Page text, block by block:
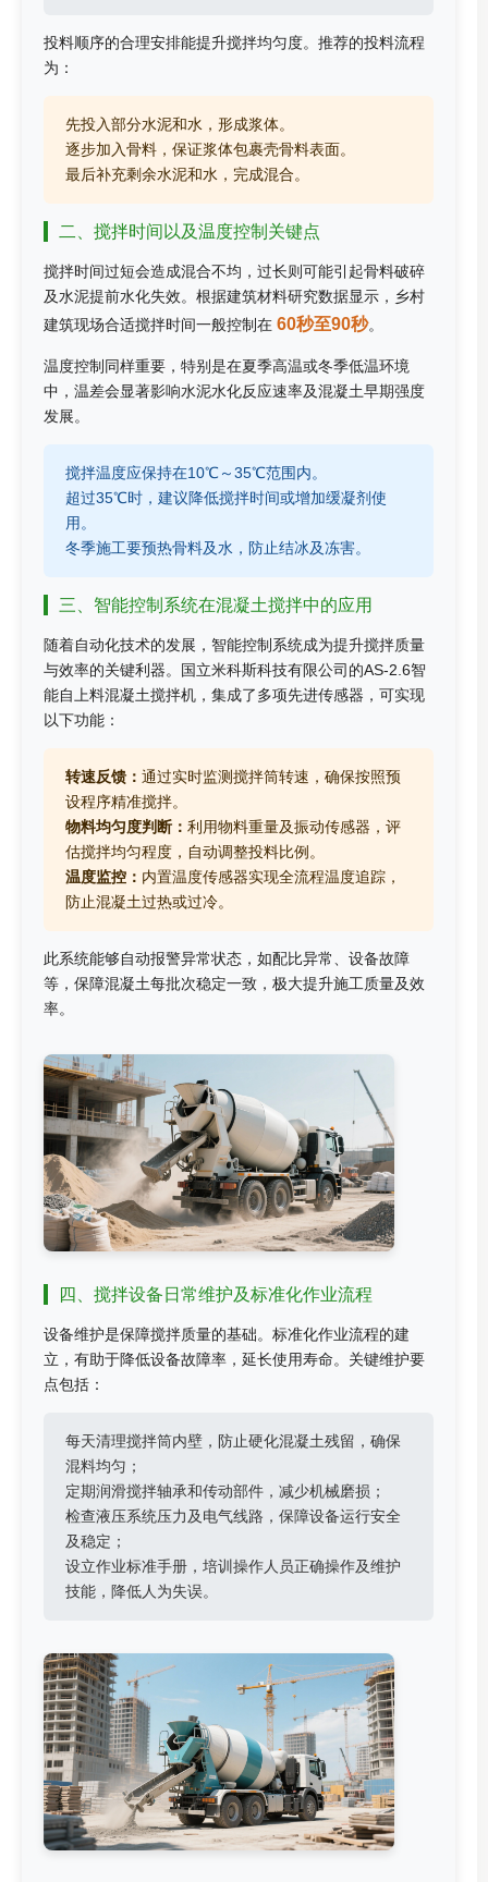
投料顺序的合理安排能提升搅拌均匀度。推荐的投料流程
为：
先投入部分水泥和水，形成浆体。
逐步加入骨料，保证浆体包裹壳骨料表面。
最后补充剩余水泥和水，完成混合。
二、搅拌时间以及温度控制关键点
搅拌时间过短会造成混合不均，过长则可能引起骨料破碎
及水泥提前水化失效。根据建筑材料研究数据显示，乡村
建筑现场合适搅拌时间一般控制在 60秒至90秒。
温度控制同样重要，特别是在夏季高温或冬季低温环境
中，温差会显著影响水泥水化反应速率及混凝土早期强度
发展。
搅拌温度应保持在10℃～35℃范围内。
超过35℃时，建议降低搅拌时间或增加缓凝剂使
用。
冬季施工要预热骨料及水，防止结冰及冻害。
三、智能控制系统在混凝土搅拌中的应用
随着自动化技术的发展，智能控制系统成为提升搅拌质量
与效率的关键利器。国立米科斯科技有限公司的AS-2.6智
能自上料混凝土搅拌机，集成了多项先进传感器，可实现
以下功能：
转速反馈： 通过实时监测搅拌筒转速，确保按照预
设程序精准搅拌。
物料均匀度判断： 利用物料重量及振动传感器，评
估搅拌均匀程度，自动调整投料比例。
温度监控： 内置温度传感器实现全流程温度追踪，
防止混凝土过热或过冷。
此系统能够自动报警异常状态，如配比异常、设备故障
等，保障混凝土每批次稳定一致，极大提升施工质量及效
率。
四、搅拌设备日常维护及标准化作业流程
设备维护是保障搅拌质量的基础。标准化作业流程的建
立，有助于降低设备故障率，延长使用寿命。关键维护要
点包括：
每天清理搅拌筒内壁，防止硬化混凝土残留，确保
混料均匀；
定期润滑搅拌轴承和传动部件，减少机械磨损；
检查液压系统压力及电气线路，保障设备运行安全
及稳定；
设立作业标准手册，培训操作人员正确操作及维护
技能，降低人为失误。